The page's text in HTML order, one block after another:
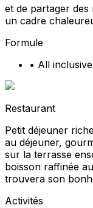
et de partager des
un cadre
Formule
• All inclusive
Restaurant
Petit déjeuner
au déjeuner,
sur la terrasse
boisson raffinée
trouvera son
Activités